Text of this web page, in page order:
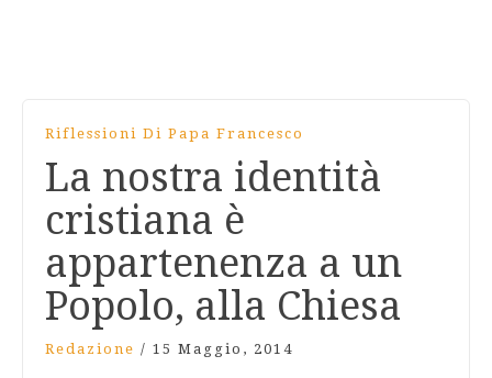
Riflessioni Di Papa Francesco
La nostra identità
cristiana è
appartenenza a un
Popolo, alla Chiesa
Redazione / 15 Maggio, 2014